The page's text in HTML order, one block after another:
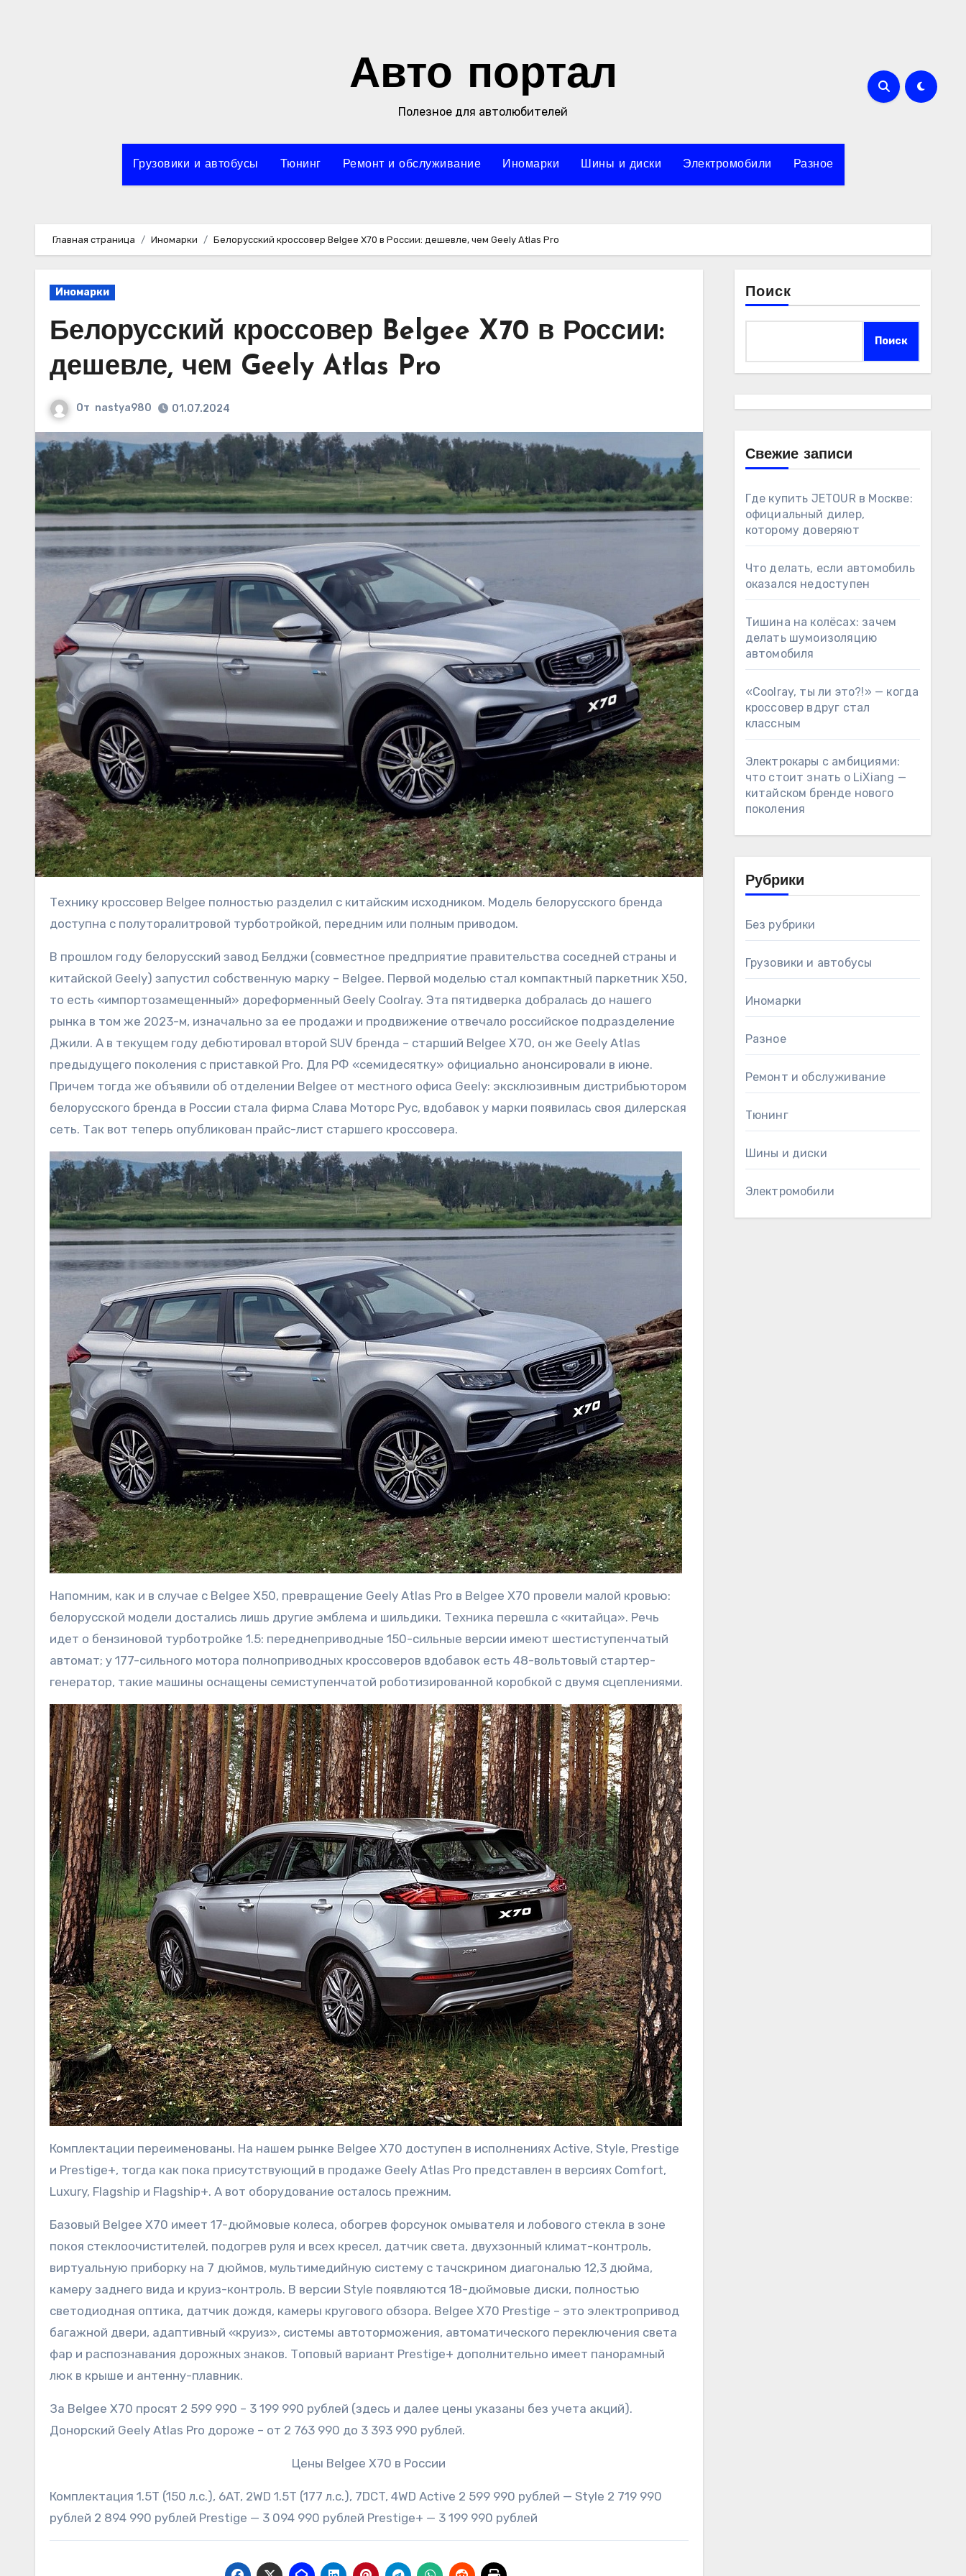
Авто портал
Полезное для автолюбителей
Грузовики и автобусы Тюнинг Ремонт и обслуживание Иномарки Шины и диски Электромобили Разное
Главная страница Иномарки Белорусский кроссовер Belgee X70 в России: дешевле, чем Geely Atlas Pro
Иномарки
Белорусский кроссовер Belgee X70 в России:
дешевле, чем Geely Atlas Pro
От nastya980 01.07.2024
Технику кроссовер Belgee полностью разделил с китайским исходником. Модель белорусского бренда
доступна с полуторалитровой турботройкой, передним или полным приводом.
В прошлом году белорусский завод Белджи (совместное предприятие правительства соседней страны и
китайской Geely) запустил собственную марку – Belgee. Первой моделью стал компактный паркетник X50,
то есть «импортозамещенный» дореформенный Geely Coolray. Эта пятидверка добралась до нашего
рынка в том же 2023-м, изначально за ее продажи и продвижение отвечало российское подразделение
Джили. А в текущем году дебютировал второй SUV бренда – старший Belgee X70, он же Geely Atlas
предыдущего поколения с приставкой Pro. Для РФ «семидесятку» официально анонсировали в июне.
Причем тогда же объявили об отделении Belgee от местного офиса Geely: эксклюзивным дистрибьютором
белорусского бренда в России стала фирма Слава Моторс Рус, вдобавок у марки появилась своя дилерская
сеть. Так вот теперь опубликован прайс-лист старшего кроссовера.
Напомним, как и в случае с Belgee X50, превращение Geely Atlas Pro в Belgee X70 провели малой кровью:
белорусской модели достались лишь другие эмблема и шильдики. Техника перешла с «китайца». Речь
идет о бензиновой турботройке 1.5: переднеприводные 150-сильные версии имеют шестиступенчатый
автомат; у 177-сильного мотора полноприводных кроссоверов вдобавок есть 48-вольтовый стартер-
генератор, такие машины оснащены семиступенчатой роботизированной коробкой с двумя сцеплениями.
Комплектации переименованы. На нашем рынке Belgee X70 доступен в исполнениях Active, Style, Prestige
и Prestige+, тогда как пока присутствующий в продаже Geely Atlas Pro представлен в версиях Comfort,
Luxury, Flagship и Flagship+. А вот оборудование осталось прежним.
Базовый Belgee X70 имеет 17-дюймовые колеса, обогрев форсунок омывателя и лобового стекла в зоне
покоя стеклоочистителей, подогрев руля и всех кресел, датчик света, двухзонный климат-контроль,
виртуальную приборку на 7 дюймов, мультимедийную систему с тачскрином диагональю 12,3 дюйма,
камеру заднего вида и круиз-контроль. В версии Style появляются 18-дюймовые диски, полностью
светодиодная оптика, датчик дождя, камеры кругового обзора. Belgee X70 Prestige – это электропривод
багажной двери, адаптивный «круиз», системы автоторможения, автоматического переключения света
фар и распознавания дорожных знаков. Топовый вариант Prestige+ дополнительно имеет панорамный
люк в крыше и антенну-плавник.
За Belgee X70 просят 2 599 990 – 3 199 990 рублей (здесь и далее цены указаны без учета акций).
Донорский Geely Atlas Pro дороже – от 2 763 990 до 3 393 990 рублей.
Цены Belgee X70 в России
Комплектация 1.5T (150 л.с.), 6AT, 2WD 1.5T (177 л.с.), 7DCT, 4WD Active 2 599 990 рублей — Style 2 719 990
рублей 2 894 990 рублей Prestige — 3 094 990 рублей Prestige+ — 3 199 990 рублей
Поиск
Поиск
Свежие записи
Где купить JETOUR в Москве:
официальный дилер,
которому доверяют
Что делать, если автомобиль
оказался недоступен
Тишина на колёсах: зачем
делать шумоизоляцию
автомобиля
«Coolray, ты ли это?!» — когда
кроссовер вдруг стал
классным
Электрокары с амбициями:
что стоит знать о LiXiang —
китайском бренде нового
поколения
Рубрики
Без рубрики
Грузовики и автобусы
Иномарки
Разное
Ремонт и обслуживание
Тюнинг
Шины и диски
Электромобили